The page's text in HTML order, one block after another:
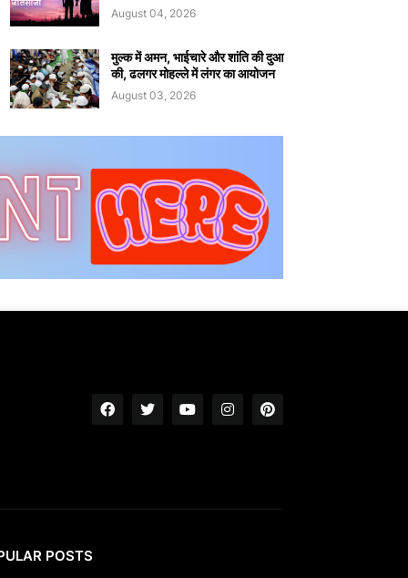
August 04, 2026
मुल्क में अमन, भाईचारे और शांति की दुआ
की, ढलगर मोहल्ले में लंगर का आयोजन
August 03, 2026
POSTS